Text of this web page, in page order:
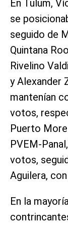
En Tulum,
se
seguido de
Quintana
Rivelino
y Alexander
mantenían
votos,
Puerto
PVEM-
votos,
Aguilera,
En la